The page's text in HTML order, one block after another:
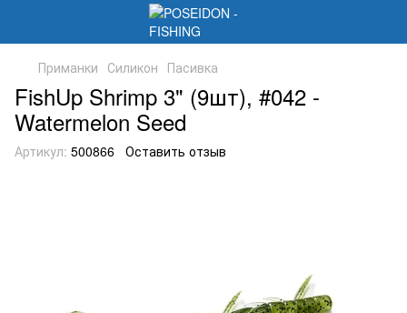
Приманки Силикон Пасивка
FishUp Shrimp 3" (9шт), #042 -
Watermelon Seed
Артикул: 500866 Оставить отзыв